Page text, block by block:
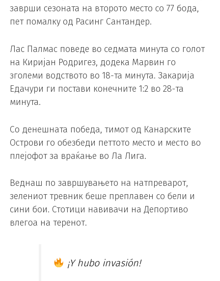
заврши сезоната на второто место со 77 бода,
пет помалку од Расинг Сантандер.
Лас Палмас поведе во седмата минута со голот
на Киријан Родригез, додека Марвин го
зголеми водството во 18-та минута. Закарија
Едачури ги постави конечните 1:2 во 28-та
минута.
Со денешната победа, тимот од Канарските
Острови го обезбеди петтото место и место во
плејофот за враќање во Ла Лига.
Веднаш по завршувањето на натпреварот,
зелениот тревник беше преплавен со бели и
сини бои. Стотици навивачи на Депортиво
влегоа на теренот.
¡Y hubo invasión!